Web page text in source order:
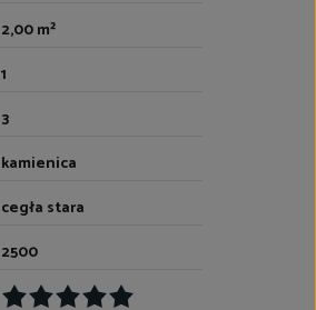
2,00 m²
1
3
kamienica
cegła stara
2500